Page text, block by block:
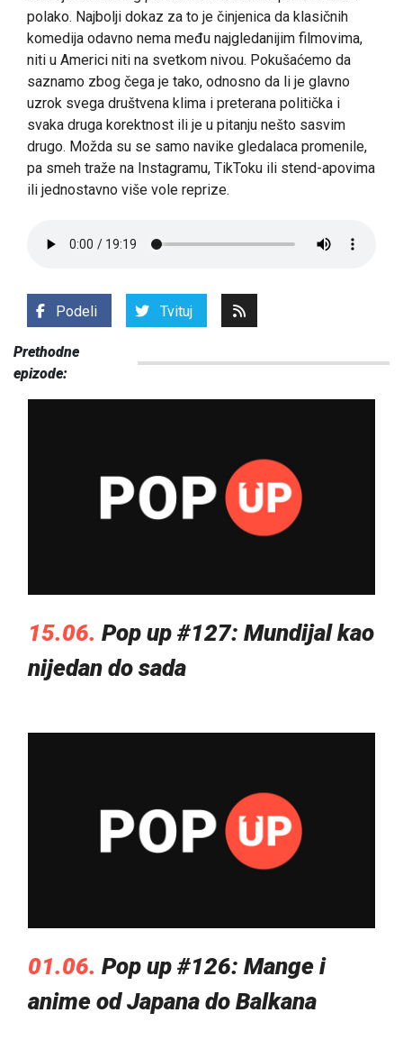
polako. Najbolji dokaz za to je činjenica da klasičnih
komedija odavno nema među najgledanijim filmovima,
niti u Americi niti na svetkom nivou. Pokušaćemo da
saznamo zbog čega je tako, odnosno da li je glavno
uzrok svega društvena klima i preterana politička i
svaka druga korektnost ili je u pitanju nešto sasvim
drugo. Možda su se samo navike gledalaca promenile,
pa smeh traže na Instagramu, TikToku ili stend-apovima
ili jednostavno više vole reprize.
Podeli Tvituj
Prethodne
epizode:
15.06. Pop up #127: Mundijal kao
nijedan do sada
01.06. Pop up #126: Mange i
anime od Japana do Balkana